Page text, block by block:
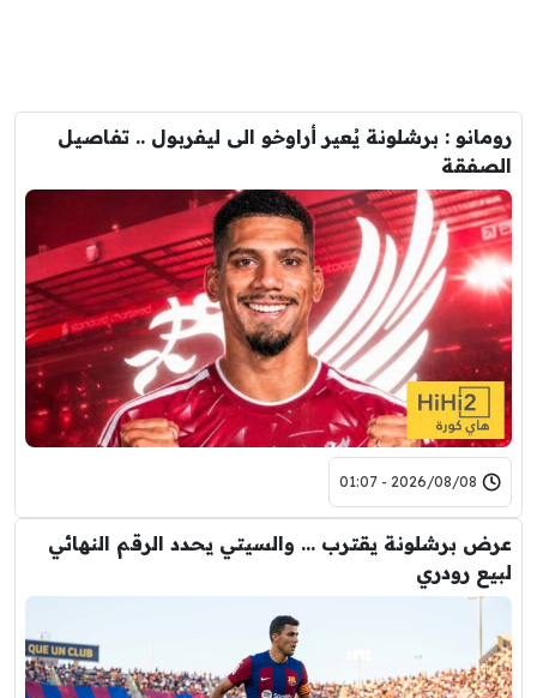
رومانو : برشلونة يُعير أراوخو الى ليفربول .. تفاصيل
الصفقة
2026/08/08 - 01:07
عرض برشلونة يقترب … والسيتي يحدد الرقم النهائي
لبيع رودري